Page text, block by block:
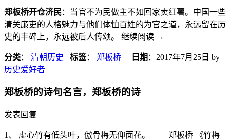
郑板桥开仓济民：当官不为民做主不如回家卖红薯。中国一些
清关廉吏的人格魅力与他们体恤百姓的为官之道，永远留在历
史的丰碑上，永远被后人传颂。 继续阅读 →
分类： 清朝历史 标签： 郑板桥 日期 ： 2017年7月25日 by
历史爱好者
郑板桥的诗句名言，郑板桥的诗
发表回复
1、 虚心竹有低头叶，傲骨梅无仰面花。 ——郑板桥 《竹梅